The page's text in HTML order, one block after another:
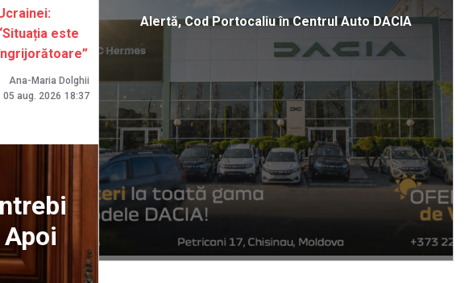
este
Ana-Maria Dolghii
05 aug. 2026 18:37
Alertă, Cod Portocaliu în Centrul Auto DACIA